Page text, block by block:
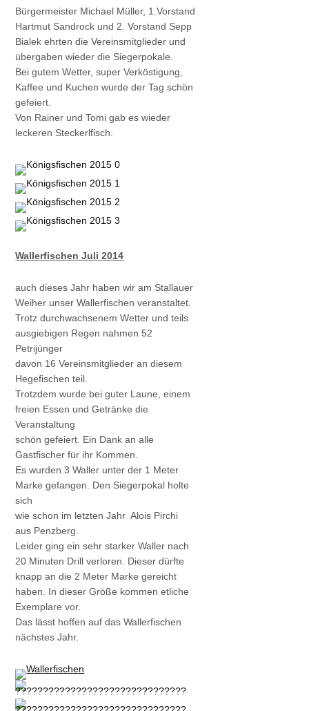
Bürgermeister Michael Müller, 1.Vorstand
Hartmut Sandrock und 2. Vorstand Sepp
Bialek ehrten die Vereinsmitglieder und
übergaben wieder die Siegerpokale.
Bei gutem Wetter, super Verköstigung,
Kaffee und Kuchen wurde der Tag schön
gefeiert.
Von Rainer und Tomi gab es wieder
leckeren Steckerlfisch.
Wallerfischen Juli 2014
auch dieses Jahr haben wir am Stallauer
Weiher unser Wallerfischen veranstaltet.
Trotz durchwachsenem Wetter und teils
ausgiebigen Regen nahmen 52
Petrijünger
davon 16 Vereinsmitglieder an diesem
Hegefischen teil.
Trotzdem wurde bei guter Laune, einem
freien Essen und Getränke die
Veranstaltung
schön gefeiert. Ein Dank an alle
Gastfischer für ihr Kommen.
Es wurden 3 Waller unter der 1 Meter
Marke gefangen. Den Siegerpokal holte
sich
wie schon im letzten Jahr Alois Pirchi
aus Penzberg.
Leider ging ein sehr starker Waller nach
20 Minuten Drill verloren. Dieser dürfte
knapp an die 2 Meter Marke gereicht
haben. In dieser Größe kommen etliche
Exemplare vor.
Das lässt hoffen auf das Wallerfischen
nächstes Jahr.